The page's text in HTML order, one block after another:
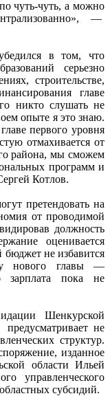
чуть-чуть, а можно
—
в том, что
серьезно
строительстве,
главе
никто слушать не
опыте я это знаю.
первого уровня
отмахивается от
района, мы сможем
программ и
Котлов.
претендовать на
от проводимой
должность
оценивается
бюджет не избавится
нового главы —
зарплата пока не
Шенкурской
не
структур.
изданное
области Ильей
управленческого
субсидий.